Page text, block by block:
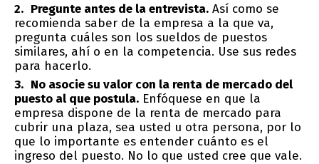
Pregunte antes de la entrevista. Así como se
recomienda saber de la empresa a la que va,
pregunta cuáles son los sueldos de puestos
similares, ahí o en la competencia. Use sus redes
para hacerlo.
No asocie su valor con la renta de mercado del
puesto al que postula. Enfóquese en que la
empresa dispone de la renta de mercado para
cubrir una plaza, sea usted u otra persona, por lo
que lo importante es entender cuánto es el
ingreso del puesto. No lo que usted cree que vale.